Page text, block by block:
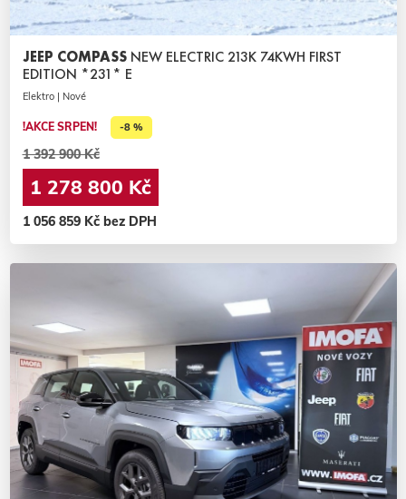
JEEP COMPASS NEW ELECTRIC 213K 74KWH FIRST
EDITION *231* E
Elektro | Nové
!AKCE SRPEN! -8 %
1 392 900 Kč
1 278 800 Kč
1 056 859 Kč bez DPH